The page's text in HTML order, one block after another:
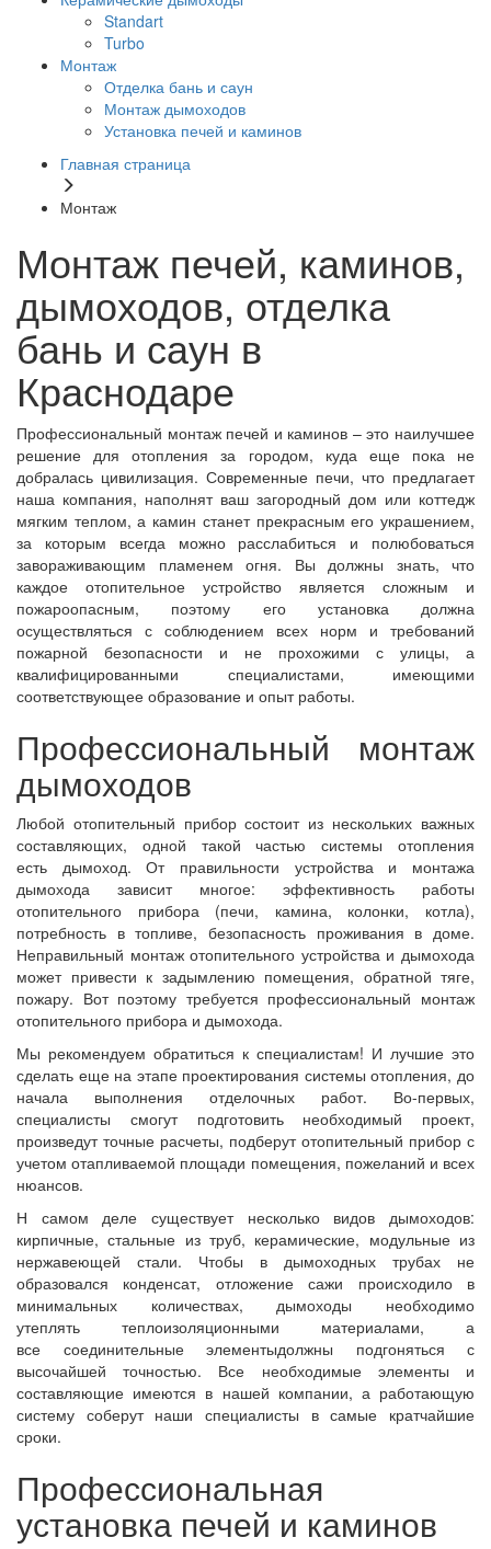
Standart
Turbo
Монтаж
Отделка бань и саун
Монтаж дымоходов
Установка печей и каминов
Главная страница
Монтаж
Монтаж печей, каминов,
дымоходов, отделка
бань и саун в
Краснодаре
Профессиональный монтаж печей и каминов – это наилучшее
решение для отопления за городом, куда еще пока не
добралась цивилизация. Современные печи, что предлагает
наша компания, наполнят ваш загородный дом или коттедж
мягким теплом, а камин станет прекрасным его украшением,
за которым всегда можно расслабиться и полюбоваться
завораживающим пламенем огня. Вы должны знать, что
каждое отопительное устройство является сложным и
пожароопасным, поэтому его установка должна
осуществляться с соблюдением всех норм и требований
пожарной безопасности и не прохожими с улицы, а
квалифицированными специалистами, имеющими
соответствующее образование и опыт работы.
Профессиональный монтаж
дымоходов
Любой отопительный прибор состоит из нескольких важных
составляющих, одной такой частью системы отопления
есть дымоход. От правильности устройства и монтажа
дымохода зависит многое: эффективность работы
отопительного прибора (печи, камина, колонки, котла),
потребность в топливе, безопасность проживания в доме.
Неправильный монтаж отопительного устройства и дымохода
может привести к задымлению помещения, обратной тяге,
пожару. Вот поэтому требуется профессиональный монтаж
отопительного прибора и дымохода.
Мы рекомендуем обратиться к специалистам! И лучшие это
сделать еще на этапе проектирования системы отопления, до
начала выполнения отделочных работ. Во-первых,
специалисты смогут подготовить необходимый проект,
произведут точные расчеты, подберут отопительный прибор с
учетом отапливаемой площади помещения, пожеланий и всех
нюансов.
Н самом деле существует несколько видов дымоходов:
кирпичные, стальные из труб, керамические, модульные из
нержавеющей стали. Чтобы в дымоходных трубах не
образовался конденсат, отложение сажи происходило в
минимальных количествах, дымоходы необходимо
утеплять теплоизоляционными материалами, а
все соединительные элементыдолжны подгоняться с
высочайшей точностью. Все необходимые элементы и
составляющие имеются в нашей компании, а работающую
систему соберут наши специалисты в самые кратчайшие
сроки.
Профессиональная
установка печей и каминов